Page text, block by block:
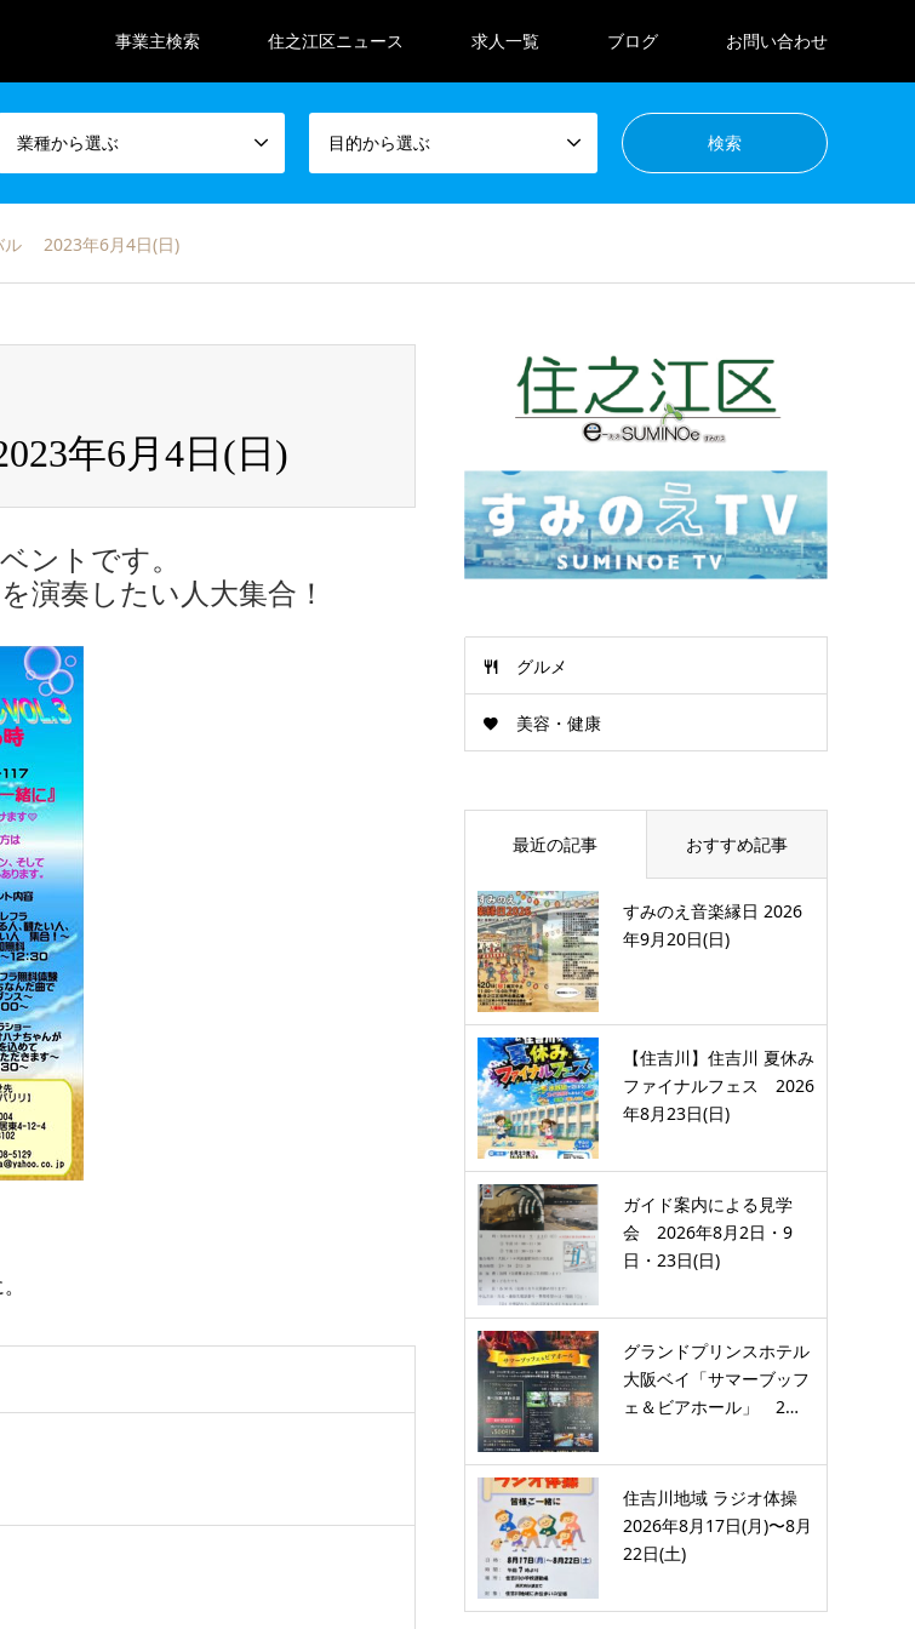
事業主検索 住之江区ニュース 求人一覧 ブログ お問い合わせ
業種から選ぶ 目的から選ぶ
ル 2023年6月4日(日)
年6月4日(日)
ントです。
演奏したい人大集合！
グルメ
美容・健康
最近の記事 おすすめ記事
すみのえ音楽縁日 2026
年9月20日(日)
【住吉川】住吉川 夏休み
ファイナルフェス 2026
年8月23日(日)
ガイド案内による見学
会 2026年8月2日・9
日・23日(日)
グランドプリンスホテル
大阪ベイ「サマーブッフ
ェ＆ビアホール」 2…
住吉川地域 ラジオ体操
2026年8月17日(月)〜8月
22日(土)